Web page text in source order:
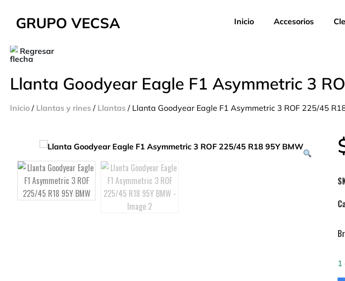
GRUPO VECSA Inicio Accesorios
Regresar
Llanta Goodyear Eagle F1 Asymmetric 3
Inicio / Llantas y rines / Llantas / Llanta Goodyear Eagle F1 Asymmetric 3 ROF 225/45
1